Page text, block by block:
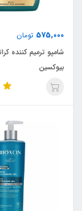
575,000 تومان
شامپو ترمیم کننده
بیوکسین